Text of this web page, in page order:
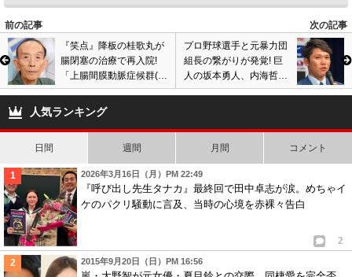
前の記事
次の記事
『笑点』降板の桂歌丸が
腸閉塞の治療で再入院!
「上腸間膜動脈症候群(十
二指腸狭窄症)」発症で治
療し、8月にも退院予定
プロ野球選手と元暴力団
組長の繋がりが発覚! 巨
人の坂本勇人、内海哲
也、長野久義がアウト、
人気ランキング
日間 週間 月間 コメント
2026年3月16日（月）PM 22:49
『呼び出し先生タナカ』最終回で田中卓志が涙。めちゃイ
ケのパクリ騒動に言及、当時の心境を赤裸々告白
2
2015年9月20日（日）PM 16:56